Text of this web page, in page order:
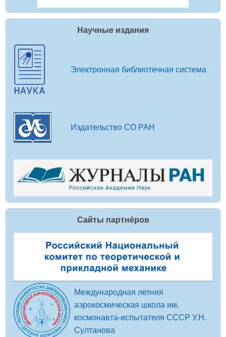
Научные издания
Электронная библиотечная система
Издательство СО РАН
Сайты партнёров
Международная летняя
аэрокосмическая школа им.
космонавта-испытателя СССР У.Н.
Султанова